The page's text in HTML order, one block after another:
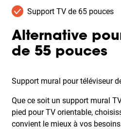
Support TV de 65 pouces
Alternative
de 55 pouces
Support mural pour téléviseur
Que ce soit un support mural
pied pour TV orientable,
convient le mieux à vos